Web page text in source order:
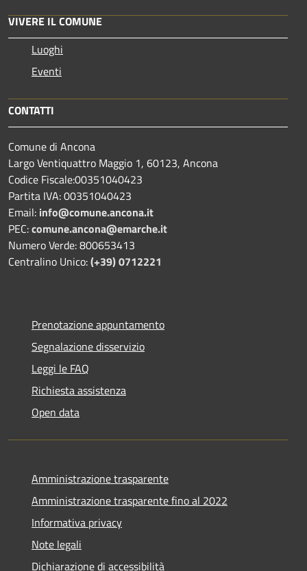
VIVERE IL COMUNE
Luoghi
Eventi
CONTATTI
Comune di Ancona
Largo Ventiquattro Maggio 1, 60123, Ancona
Codice Fiscale:00351040423
Partita IVA: 00351040423
Email: info@comune.ancona.it
PEC:comune.ancona@emarche.it
Numero Verde: 800653413
Centralino Unico:(+39) 0712221
Prenotazione appuntamento
Segnalazione disservizio
Leggi le FAQ
Richiesta assistenza
Open data
Amministrazione trasparente
Amministrazione trasparente fino al 2022
Informativa privacy
Note legali
Dichiarazione di accessibilità